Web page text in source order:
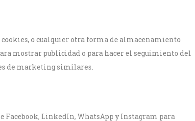
o cualquier otra forma de almacenamiento
mostrar publicidad o para hacer el seguimiento del
de marketing similares.
Facebook, LinkedIn, WhatsApp y Instagram para